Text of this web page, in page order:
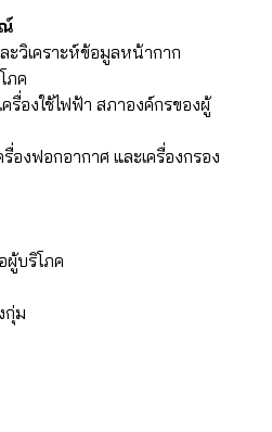
ะวิเคราะห์ข้อมูลหน้ากาก
ภค
ครื่องใช้ไฟฟ้า สภาองค์กรของผู้
องฟอกอากาศ และเครื่องกรอง
ผู้บริโภค
กุ่ม